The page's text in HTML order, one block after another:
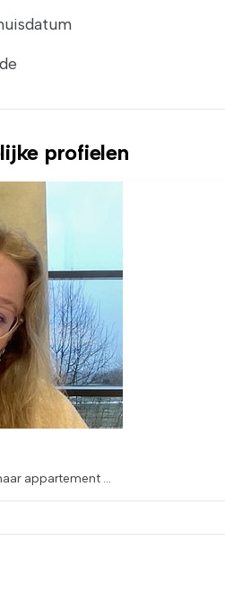
profielen
appartement ...